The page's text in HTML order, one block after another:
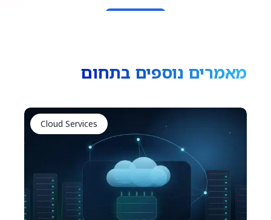
מאמרים נוספים בתחום
Cloud Services